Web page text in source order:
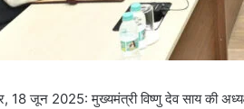
18 जून 2025: मुख्यमंत्री विष्णु देव साय की